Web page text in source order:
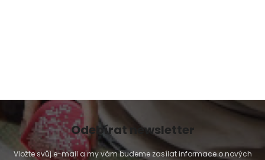
Odebírat newsletter
Vložte svůj e-mail a my vám budeme zasílat informace o nových